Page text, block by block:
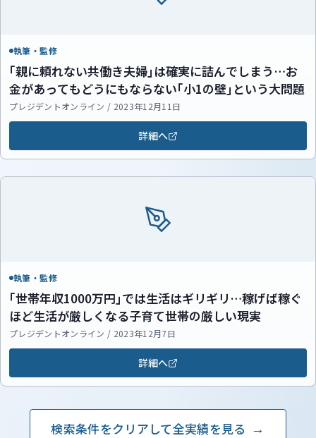
執筆・監修
｢親に頼れない共働き夫婦｣は確実に詰んでしまう…お
金があってもどうにもならない｢小1の壁｣という大問題
プレジデントオンライン / 2023年12月11日
詳細へ
執筆・監修
｢世帯年収1000万円｣では生活はギリギリ…稼げば稼ぐ
ほど生活が厳しくなる子育て世帯の厳しい現実
プレジデントオンライン / 2023年12月7日
詳細へ
検索条件をクリアして全実績を見る